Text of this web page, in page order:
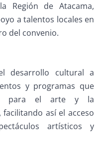
Región de Atacama,
a talentos locales en
del convenio.
desarrollo cultural a
y programas que
para el arte y la
así el acceso
artísticos y